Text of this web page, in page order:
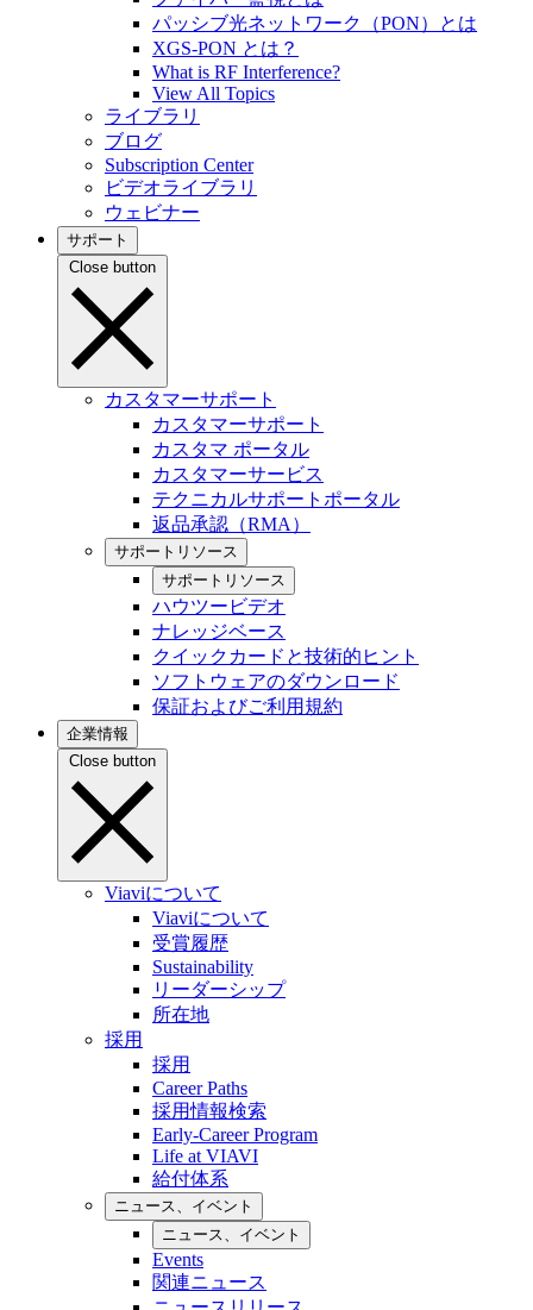
パッシブ光ネットワーク（PON）とは
XGS-PON とは？
What is RF Interference?
View All Topics
ライブラリ
ブログ
Subscription Center
ビデオライブラリ
ウェビナー
サポート
Close button
カスタマーサポート
カスタマーサポート
カスタマ ポータル
カスタマーサービス
テクニカルサポートポータル
返品承認（RMA）
サポートリソース
サポートリソース
ハウツービデオ
ナレッジベース
クイックカードと技術的ヒント
ソフトウェアのダウンロード
保証およびご利用規約
企業情報
Close button
Viaviについて
Viaviについて
受賞履歴
Sustainability
リーダーシップ
所在地
採用
採用
Career Paths
採用情報検索
Early-Career Program
Life at VIAVI
給付体系
ニュース、イベント
ニュース、イベント
Events
関連ニュース